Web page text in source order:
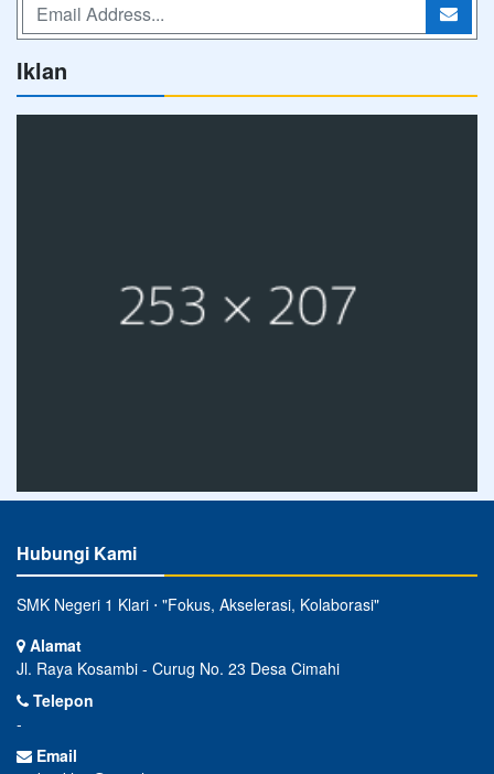
Iklan
Hubungi Kami
SMK Negeri 1 Klari ⋅ "Fokus, Akselerasi, Kolaborasi"
Alamat
Jl. Raya Kosambi - Curug No. 23 Desa Cimahi
Telepon
-
Email